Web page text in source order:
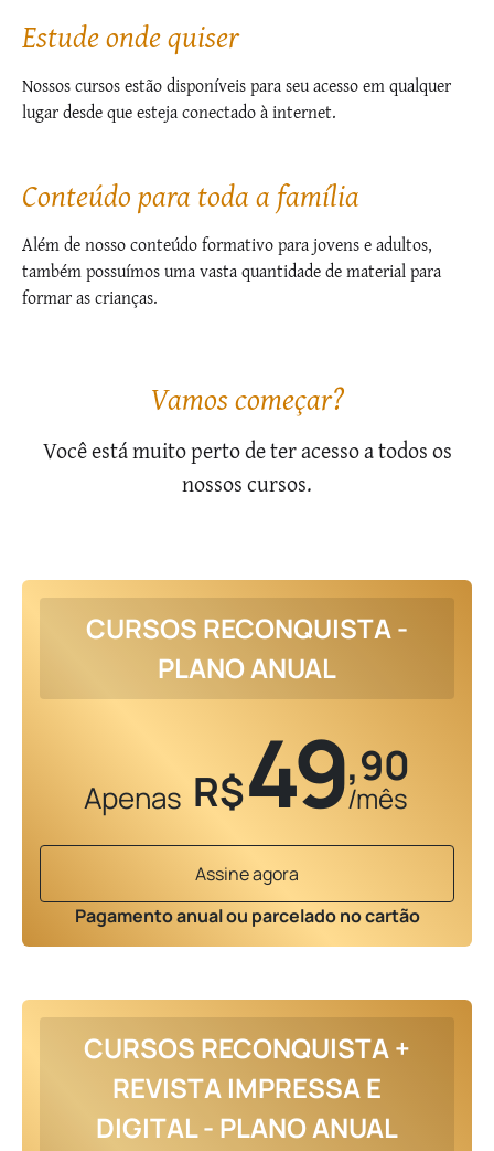
Estude onde quiser
Nossos cursos estão disponíveis para seu acesso em qualquer
lugar desde que esteja conectado à internet.
Conteúdo para toda a família
Além de nosso conteúdo formativo para jovens e adultos,
também possuímos uma vasta quantidade de material para
formar as crianças.
Vamos começar?
Você está muito perto de ter acesso a todos os
nossos cursos.
CURSOS RECONQUISTA -
PLANO ANUAL
Apenas R$49,90
/mês
Assine agora
Pagamento anual ou parcelado no cartão
CURSOS RECONQUISTA +
REVISTA IMPRESSA E
DIGITAL - PLANO ANUAL